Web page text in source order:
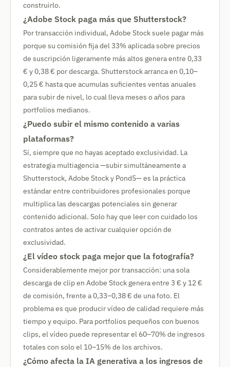
construirlo.
¿Adobe Stock paga más que Shutterstock?
Por transacción individual, Adobe Stock suele pagar más
porque su comisión fija del 33% aplicada sobre precios
de suscripción ligeramente más altos genera entre 0,33
€ y 0,38 € por descarga. Shutterstock arranca en 0,10–
0,25 € hasta que acumulas suficientes ventas anuales
para subir de nivel, lo cual lleva meses o años para
portfolios medianos.
¿Puedo subir el mismo contenido a varias
plataformas?
Sí, siempre que no hayas aceptado exclusividad. La
estrategia multiagencia —subir simultáneamente a
Shutterstock, Adobe Stock y Pond5— es la práctica
estándar entre contribuidores profesionales porque
multiplica las descargas potenciales sin generar
contenido adicional. Solo hay que leer con cuidado los
contratos antes de activar cualquier opción de
exclusividad.
¿El vídeo stock paga mejor que la fotografía?
Considerablemente mejor por transacción: una sola
descarga de clip en Adobe Stock genera entre 3 € y 12 €
de comisión, frente a 0,33–0,38 € de una foto. El
problema es que producir vídeo de calidad requiere más
tiempo y equipo. Para portfolios pequeños con buenos
clips, el vídeo puede representar el 60–70% de ingresos
totales con solo el 10–15% de los archivos.
¿Cómo afecta la IA generativa a los ingresos de